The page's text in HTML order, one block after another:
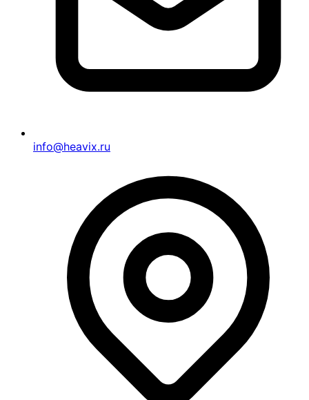
info@heavix.ru